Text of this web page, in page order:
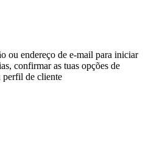
ou endereço de e-mail para iniciar
confirmar as tuas opções de
perfil de cliente